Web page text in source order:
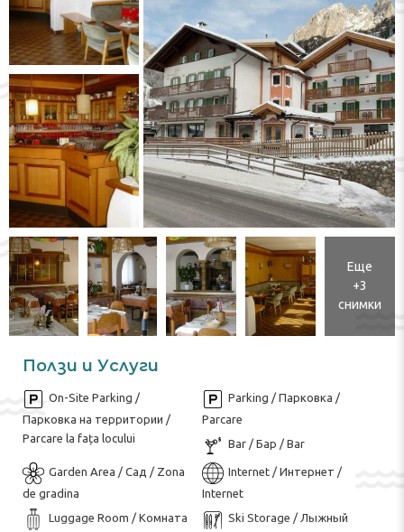
Еще
+3
снимки
Ползи и Услуги
On-Site Parking /
Парковка на территории /
Parcare la fața locului
Parking / Парковка /
Parcare
Bar / Бар / Bar
Garden Area / Сад / Zona
de gradina
Internet / Интернет /
Internet
Luggage Room / Комната
Ski Storage / Лыжный